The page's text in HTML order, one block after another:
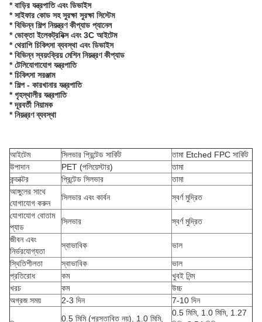
* বাড়ির যন্ত্রপাতি এবং ডিভাইস
* সাইফার কোড সহ সুরক্ষা সুরক্ষা সিস্টেম
* বিভিন্ন শিল্প নিয়ন্ত্রণ কীপ্যাড প্যানেল
* ভোক্তা ইলেকট্রনিক্স এবং 3C আইটেম
* থেরাপি চিকিৎসা ব্যবস্থা এবং ডিভাইস
* বিভিন্ন স্বয়ংক্রিয় মেশিন নিয়ন্ত্রণ কীপ্যাড
* টেলিযোগাযোগ যন্ত্রপাতি
* চিকিৎসা সরঞ্জাম
* শিল্প - কারখানার যন্ত্রপাতি
* গৃহস্থালীর যন্ত্রপাতি
* দূরবর্তী নিয়ামক
* নিয়ন্ত্রণ ব্যবস্থা
আইটেম সিলভার প্রিন্টেড সার্কিট
তামা Etched FPC সার্কিট
উপাদান
PET (পলিয়েস্টার)
তামা
কন্ডাক্টর
প্রিন্টেড সিলভার
তামা
আঙ্গুলের সাথে
যোগাযোগ করুন
সিলভার এবং কার্বন
স্বর্ণ মুদ্রিত
যোগাযোগ বোতাম
প্যাড
সিলভার
স্বর্ণ মুদ্রিত
জীবন এবং
নির্ভরযোগ্যতা
স্বাভাবিক
ভাল
স্থিতিশীলতা
স্বাভাবিক
ভাল
প্রতিরোধ
কম
খুবই নিন্ম
খরচ
কম
উচ্চ
অগ্রজ সময়
2-3 দিন 7-10 দিন
0.5 মিমি (প্রস্তাবিত নয়), 1.0 মিমি,
0.5 মিমি, 1.0 মিমি, 1.27